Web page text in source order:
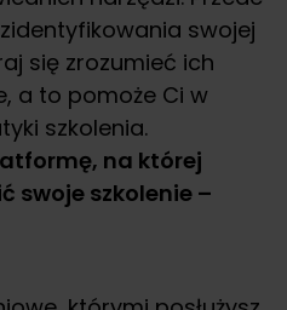
swojej
się zrozumieć ich
a to pomoże Ci w
szkolenia.
na której
swoje szkolenie –